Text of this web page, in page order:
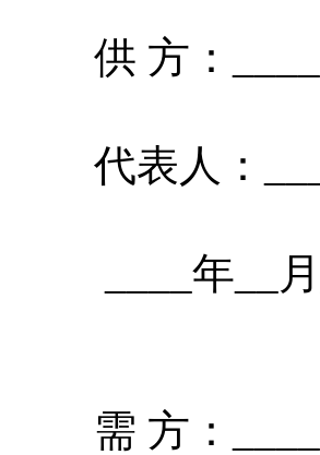
供 方：
代表人：
____年__月
需 方：